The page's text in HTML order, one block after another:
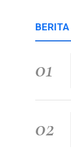
BERITA
01
02